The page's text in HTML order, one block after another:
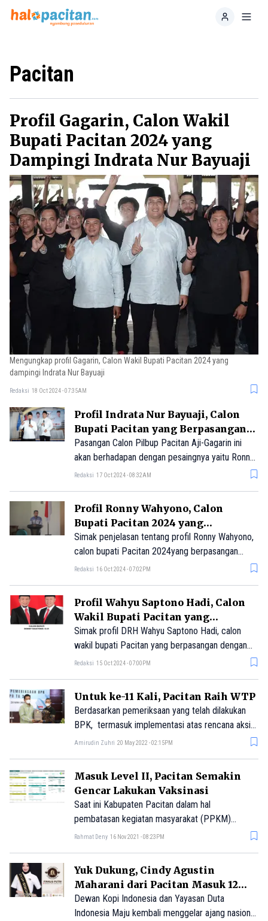
Home
Pacitan
Profil Gagarin, Calon Wakil
Bupati Pacitan 2024 yang
Dampingi Indrata Nur Bayuaji
Mengungkap profil Gagarin, Calon Wakil Bupati Pacitan 2024 yang
dampingi Indrata Nur Bayuaji
Redaksi 18 Oct 2024 - 07:35AM
Profil Indrata Nur Bayuaji, Calon
Bupati Pacitan yang Berpasangan
dengan Gagarin
Pasangan Calon Pilbup Pacitan Aji-Gagarin ini
akan berhadapan dengan pesaingnya yaitu Ronny
Wahyono-Wahyu Saptono Hadi.
Redaksi 17 Oct 2024 - 08:32AM
Profil Ronny Wahyono, Calon
Bupati Pacitan 2024 yang
Berpasangan dengan Wahyu
Saptono Hadi
Simak penjelasan tentang profil Ronny Wahyono,
calon bupati Pacitan 2024yang berpasangan
dengan Wahyu Saptono Hadi.
Redaksi 16 Oct 2024 - 07:02PM
Profil Wahyu Saptono Hadi, Calon
Wakil Bupati Pacitan yang
Berpasangan dengan Ronny
Wahyono
Simak profil DRH Wahyu Saptono Hadi, calon
wakil bupati Pacitan yang berpasangan dengan
Ronny Wahyono.
Redaksi 15 Oct 2024 - 07:00PM
Untuk ke-11 Kali, Pacitan Raih WTP
Berdasarkan pemeriksaan yang telah dilakukan
BPK, termasuk implementasi atas rencana aksi
yang telah dilaksanakan oleh pemerintah daerah,
Amirudin Zuhri 20 May 2022 - 02:15PM
Masuk Level II, Pacitan Semakin
Gencar Lakukan Vaksinasi
Saat ini Kabupaten Pacitan dalam hal
pembatasan kegiatan masyarakat (PPKM)
berada di level II. Hal ini membuat pemerintah
Rahmat Deny 16 Nov 2021 - 08:23PM
Yuk Dukung, Cindy Agustin
Maharani dari Pacitan Masuk 12
Besar Pemilihan Duta Kopi
Indonesia 2021
Dewan Kopi Indonesia dan Yayasan Duta
Indonesia Maju kembali menggelar ajang nasional